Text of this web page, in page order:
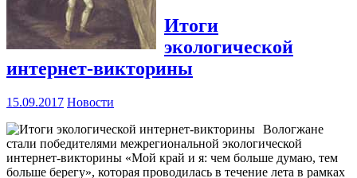
Итоги
экологической
интернет-викторины
15.09.2017 Новости
Вологжане
стали победителями межрегиональной экологической
интернет-викторины «Мой край и я: чем больше думаю, тем
больше берегу», которая проводилась в течение лета в рамках